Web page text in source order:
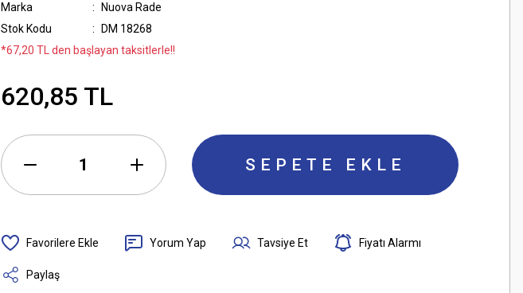
Marka
Nuova Rade
Stok Kodu
DM 18268
*67,20 TL den başlayan taksitlerle!!
620,85 TL
SEPETE EKLE
Yorum Yap Tavsiye Et Fiyatı Alarmı
Paylaş